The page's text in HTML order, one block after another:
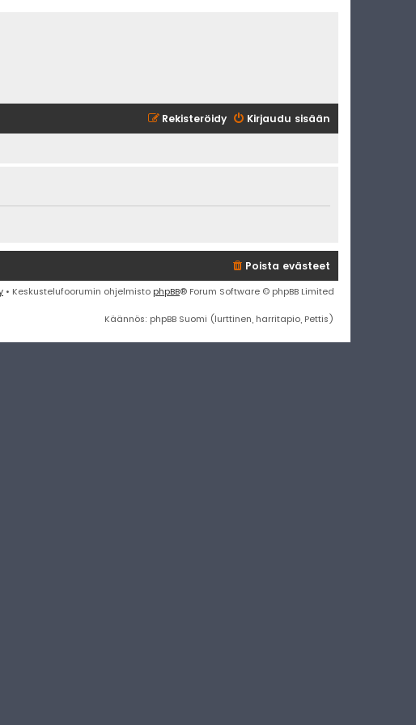
Kirjaudu sisään
Rekisteröidy
Poista evästeet
• Keskustelufoorumin ohjelmisto phpBB® Forum Software © phpBB Limited
Käännös: phpBB Suomi (lurttinen, harritapio, Pettis)